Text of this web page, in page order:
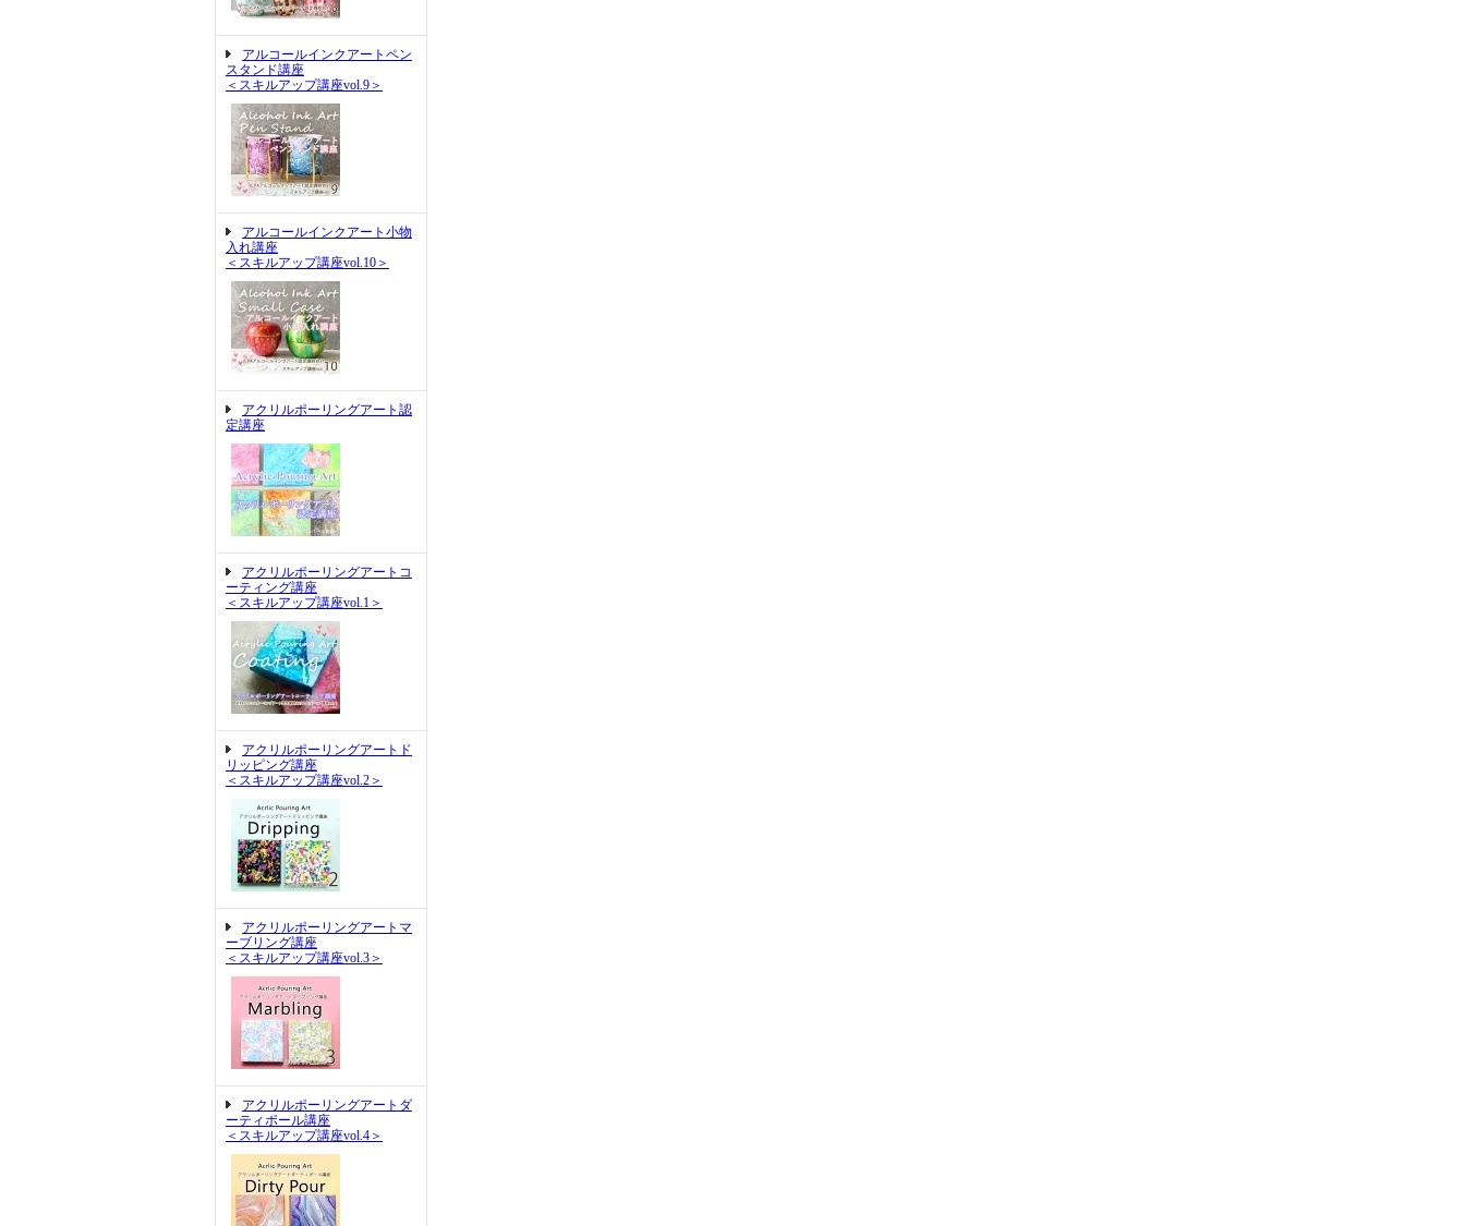
アルコールインクアートペン
スタンド講座
＜スキルアップ講座vol.9＞
アルコールインクアート小物
入れ講座
＜スキルアップ講座vol.10＞
アクリルポーリングアート認
定講座
アクリルポーリングアートコ
ーティング講座
＜スキルアップ講座vol.1＞
アクリルポーリングアートド
リッピング講座
＜スキルアップ講座vol.2＞
アクリルポーリングアートマ
ーブリング講座
＜スキルアップ講座vol.3＞
アクリルポーリングアートダ
ーティポール講座
＜スキルアップ講座vol.4＞